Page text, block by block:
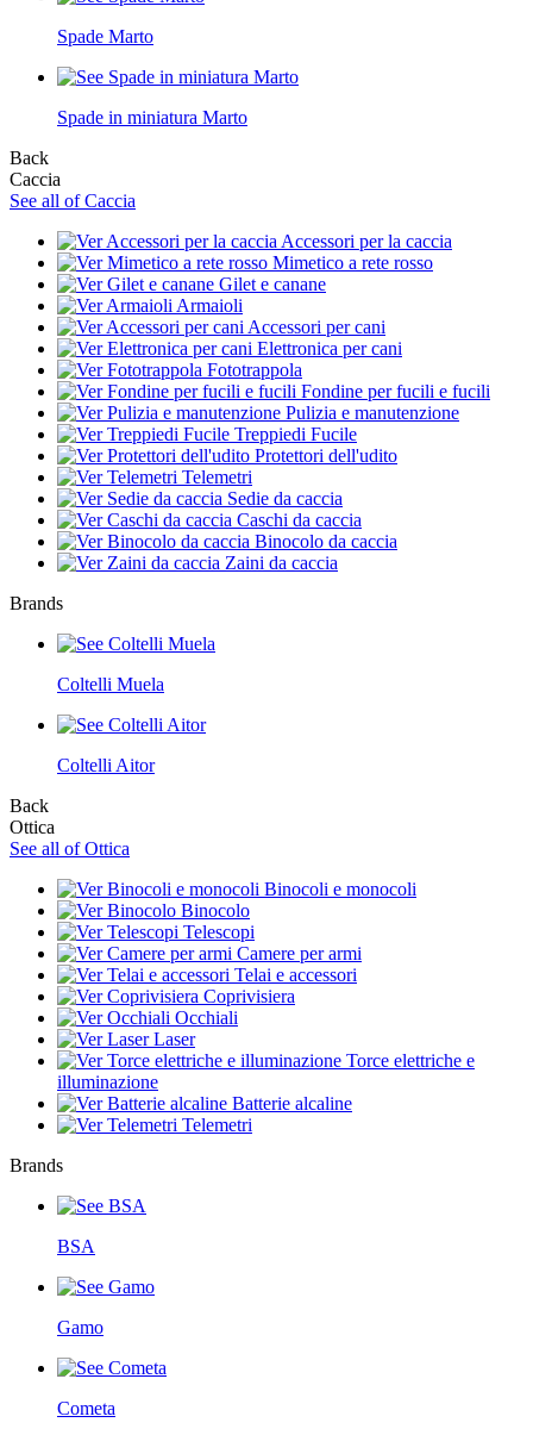
Spade Marto
Spade in miniatura Marto
Back
Caccia
See all of Caccia
Accessori per la caccia
Mimetico a rete rosso
Gilet e canane
Armaioli
Accessori per cani
Elettronica per cani
Fototrappola
Fondine per fucili e fucili
Pulizia e manutenzione
Treppiedi Fucile
Protettori dell'udito
Telemetri
Sedie da caccia
Caschi da caccia
Binocolo da caccia
Zaini da caccia
Brands
Coltelli Muela
Coltelli Aitor
Back
Ottica
See all of Ottica
Binocoli e monocoli
Binocolo
Telescopi
Camere per armi
Telai e accessori
Coprivisiera
Occhiali
Laser
Torce elettriche e
illuminazione
Batterie alcaline
Telemetri
Brands
BSA
Gamo
Cometa